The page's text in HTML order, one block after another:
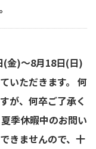
金)～8月18日(日)
いただきます。 何
が、何卒ご了承く
季休暇中のお問い
きませんので、十